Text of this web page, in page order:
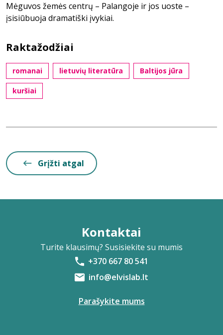
Mėguvos žemės centrų – Palangoje ir jos uoste –
įsisiūbuoja dramatiški įvykiai.
Raktažodžiai
romanai lietuvių literatūra Baltijos jūra
kuršiai
Grįžti atgal
Kontaktai
Turite klausimų? Susisiekite su mumis
+370 667 80 541
info@elvislab.lt
Parašykite mums